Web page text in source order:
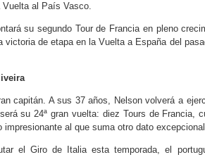
Vuelta al País Vasco.
su segundo Tour de Francia en pleno
victoria de etapa en la Vuelta a España del
capitán. A sus 37 años, Nelson volverá a
su 24ª gran vuelta: diez Tours de Francia,
impresionante al que suma otro dato
el Giro de Italia esta temporada, el